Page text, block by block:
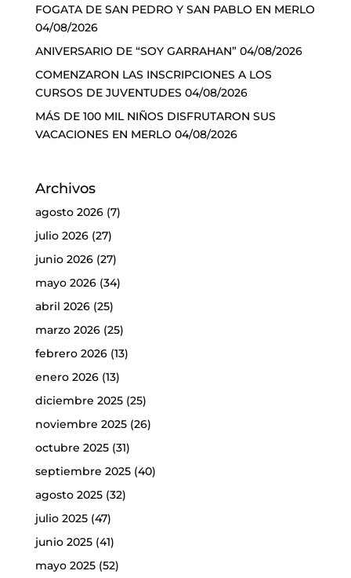
FOGATA DE SAN PEDRO Y SAN PABLO EN MERLO
04/08/2026
ANIVERSARIO DE “SOY GARRAHAN” 04/08/2026
COMENZARON LAS INSCRIPCIONES A LOS
CURSOS DE JUVENTUDES 04/08/2026
MÁS DE 100 MIL NIÑOS DISFRUTARON SUS
VACACIONES EN MERLO 04/08/2026
Archivos
agosto 2026(7)
julio 2026(27)
junio 2026(27)
mayo 2026(34)
abril 2026(25)
marzo 2026(25)
febrero 2026(13)
enero 2026(13)
diciembre 2025(25)
noviembre 2025(26)
octubre 2025(31)
septiembre 2025(40)
agosto 2025(32)
julio 2025(47)
junio 2025(41)
mayo 2025(52)